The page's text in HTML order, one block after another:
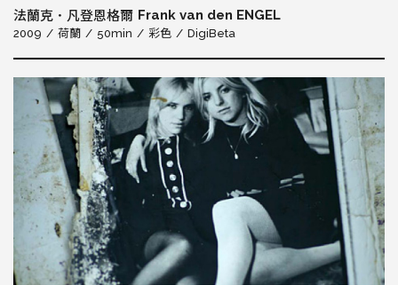
法蘭克．凡登恩格爾 Frank van den ENGEL
2009 荷蘭 50min 彩色 DigiBeta